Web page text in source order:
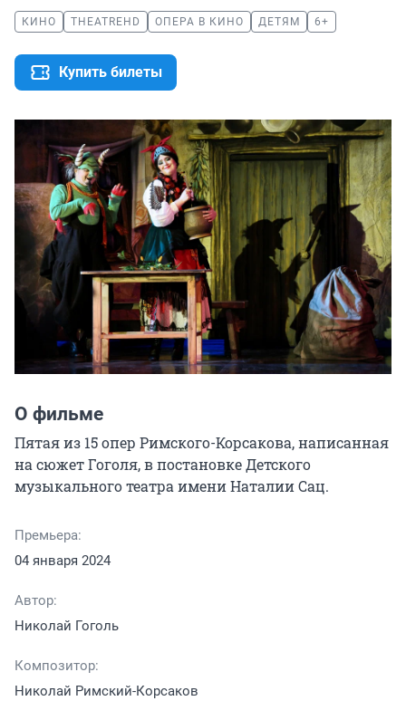
КИНО THEATREHD ОПЕРА В КИНО ДЕТЯМ 6+
Купить билеты
О фильме
Пятая из 15 опер Римского-Корсакова, написанная
на сюжет Гоголя, в постановке Детского
музыкального театра имени Наталии Сац.
Премьера:
04 января 2024
Автор:
Николай Гоголь
Композитор:
Николай Римский-Корсаков